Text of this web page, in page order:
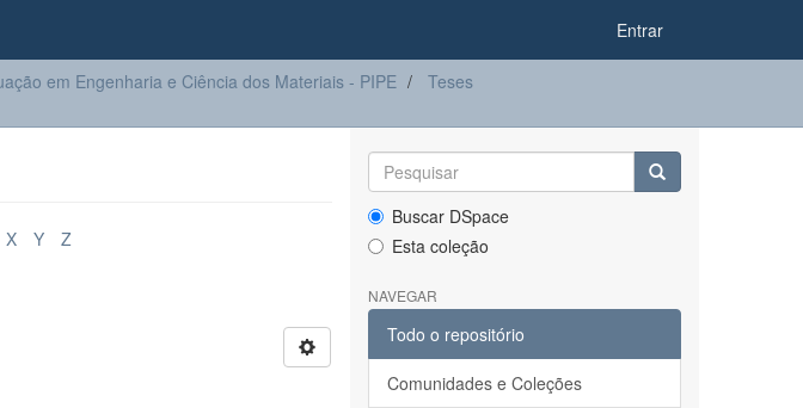
Entrar
em Engenharia e Ciência dos Materiais - PIPE
Teses
X Y Z
Buscar DSpace
Esta coleção
NAVEGAR
Todo o repositório
Comunidades e Coleções